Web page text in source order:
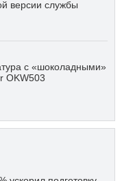
версии службы
с «шоколадными»
OKW503